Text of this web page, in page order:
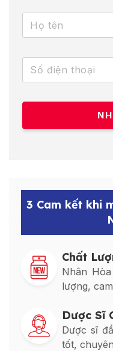
3 Cam kết khi
Chất
Nhân
lượng,
Dược Sĩ
Dược sĩ
tốt,